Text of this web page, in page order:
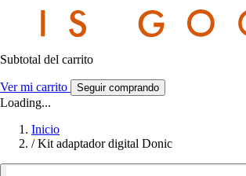
Subtotal del carrito
Ver mi carrito Seguir comprando
Loading...
Inicio
/ Kit adaptador digital Donic